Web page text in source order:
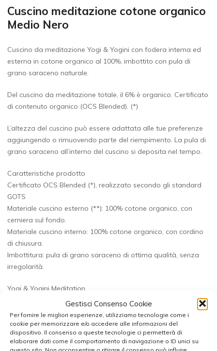
Gestisci Consenso Cookie
Per fornire le migliori esperienze, utilizziamo tecnologie come i
cookie per memorizzare e/o accedere alle informazioni del
dispositivo. Il consenso a queste tecnologie ci permetterà di
elaborare dati come il comportamento di navigazione o ID unici su
questo sito. Non acconsentire o ritirare il consenso può influire
Cuscino meditazione cotone organico
Medio Nero
Cuscino da meditazione Yogi & Yogini con fodera interna ed
esterna in cotone organico al 100%, imbottito con pula di
grano saraceno naturale.
Del cuscino da meditazione totale, il 6% è organico. Certificato
di contenuto organico (OCS Blended). (*)
L’altezza del cuscino può essere adattata alle tue preferenze
aggiungendo o rimuovendo parte del riempimento. La pula di
grano saraceno all’interno del cuscino si deposita nel tempo.
Caratteristiche prodotto
Certificato OCS Blended (*), realizzato secondo gli standard
GOTS
Materiale cuscino esterno (**): 100% cotone organico, con
cerniera sul fondo.
Materiale cuscino interno: 100% cotone organico, con cordino
di chiusura.
Imbottitura: pula di grano saraceno di ottima qualità, senza
irregolarità.
Yogi & Yogini Meditation
Con il nostro marchio Yogi & Yogini Meditation,
commercializziamo prodotti che sono di grande supporto per
la meditazione. Trasforma la tua sessione di meditazione in un
rituale di benessere quotidiano. I materiali giusti supportano la
concentrazione e il comfort. Quindi, puoi allenare la tua mente